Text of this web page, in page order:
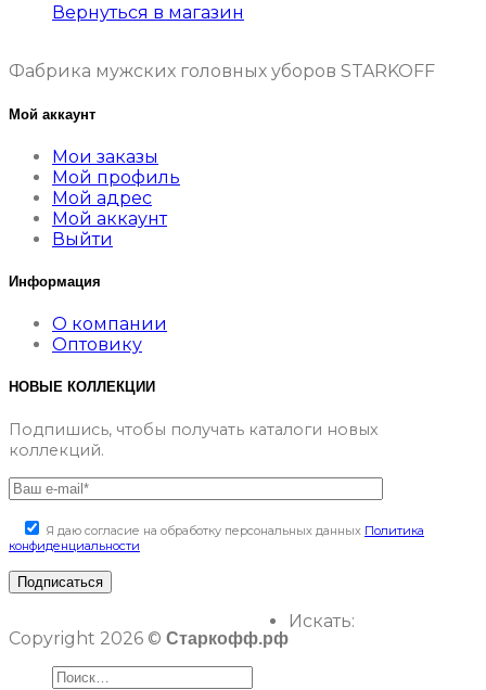
Вернуться в магазин
Фабрика мужских головных уборов STARKOFF
Мой аккаунт
Мои заказы
Мой профиль
Мой адрес
Мой аккаунт
Выйти
Информация
О компании
Оптовику
НОВЫЕ КОЛЛЕКЦИИ
Подпишись, чтобы получать каталоги новых
коллекций.
Я даю согласие на обработку персональных данных Политика
конфиденциальности
Copyright 2026 © Старкофф.рф
Искать: